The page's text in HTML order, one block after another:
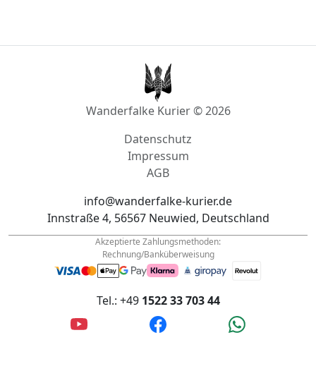
Datenschutz
Impressum
info@wanderfalke-kurier.de
Innstraße 4, 56567 Neuwied, Deutschland
Akzeptierte Zahlungsmethoden:
Rechnung/Banküberweisung
1522 33 703 44